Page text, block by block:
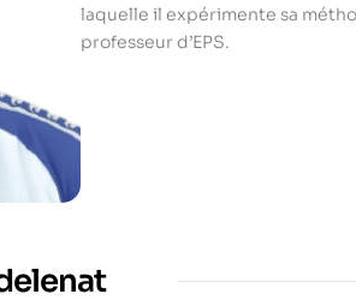
laquelle il expérimente sa
professeur d’EPS.